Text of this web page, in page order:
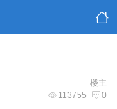
楼主
113755 0